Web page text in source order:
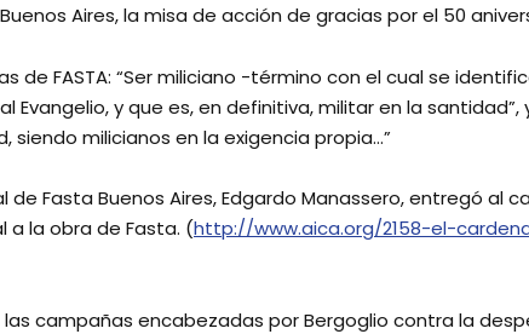
Aires, la misa de acción de gracias por el 50
de FASTA: “Ser miliciano -término con el cual se
y que es, en definitiva, militar en la
siendo milicianos en la exigencia propia…”
Fasta Buenos Aires, Edgardo Manassero, entregó al
la obra de Fasta. (http://www.aica.org/2158-el-
campañas encabezadas por Bergoglio contra la